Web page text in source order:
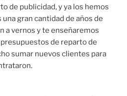
de publicidad, y ya los hemos
gran cantidad de años de
a vernos y te enseñaremos
de reparto de
sumar nuevos clientes para